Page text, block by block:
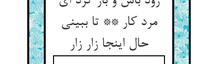
مرد کار ** تا ببینی
حال اینجا زار زار